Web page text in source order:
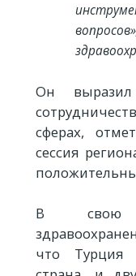
Он
сферах,
сессия
В свою
что Турция